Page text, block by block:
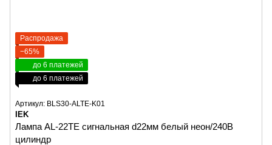
Распродажа
−65%
до 6 платежей
до 6 платежей
Артикул: BLS30-ALTE-K01
IEK
Лампа AL-22TE сигнальная d22мм белый неон/240В
цилиндр